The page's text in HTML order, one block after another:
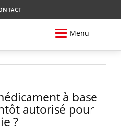
Menu
à base
autorisé pour
?